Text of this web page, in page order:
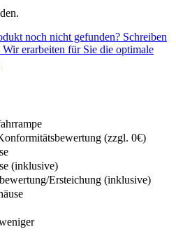
noch nicht gefunden? Schreiben
erarbeiten für Sie die optimale
(zzgl. 0€)
(inklusive)
Ersteichung (inklusive)